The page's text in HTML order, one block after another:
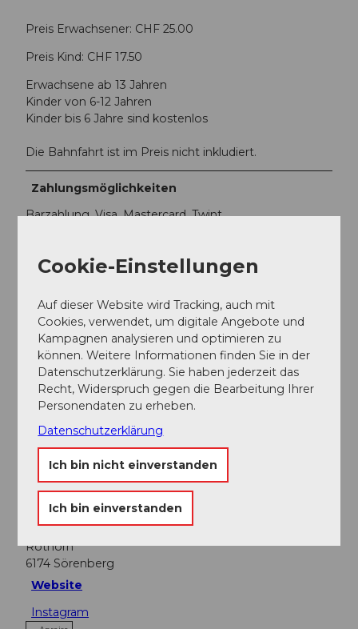
Preis Erwachsener: CHF 25.00
Preis Kind: CHF 17.50
Erwachsene ab 13 Jahren
Kinder von 6-12 Jahren
Kinder bis 6 Jahre sind kostenlos
Die Bahnfahrt ist im Preis nicht inkludiert.
Zahlungsmöglichkeiten
Barzahlung, Visa, Mastercard, Twint
Mit der Luftseilbahn Rothorn
Social Media
Instagram
Leistungen
Frühstück auf dem Gipfel
Ansprechpartner:in
Bergbahnen Sörenberg AG
Kontaktdaten
Gipfel-Restaurant Rothorn
Rothorn
6174 Sörenberg
Website
Instagram
Cookie-Einstellungen
Auf dieser Website wird Tracking, auch mit
Cookies, verwendet, um digitale Angebote und
Kampagnen analysieren und optimieren zu
können. Weitere Informationen finden Sie in der
Datenschutzerklärung. Sie haben jederzeit das
Recht, Widerspruch gegen die Bearbeitung Ihrer
Personendaten zu erheben.
Datenschutzerklärung
Ich bin nicht einverstanden
Ich bin einverstanden